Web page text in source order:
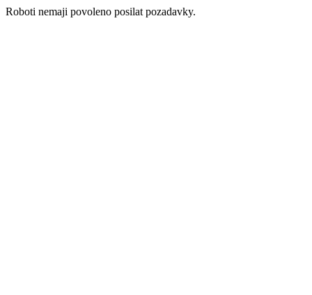
Roboti nemaji povoleno posilat pozadavky.